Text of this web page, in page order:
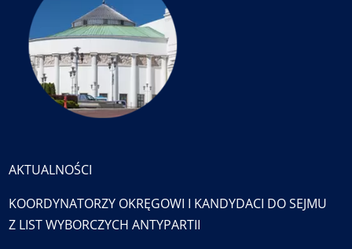
AKTUALNOŚCI
KOORDYNATORZY OKRĘGOWI I KANDYDACI DO SEJMU
Z LIST WYBORCZYCH ANTYPARTII